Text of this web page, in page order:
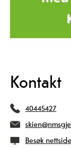
Kontakt
40445427
Besøk nettside